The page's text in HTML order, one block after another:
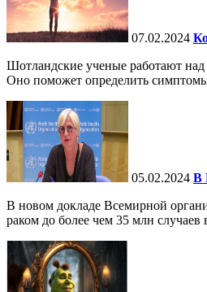
07.02.2024
Шотландские ученые работают над
Оно поможет определить
05.02.2024 В
В новом докладе Всемирной
раком до более чем 35 млн случаев